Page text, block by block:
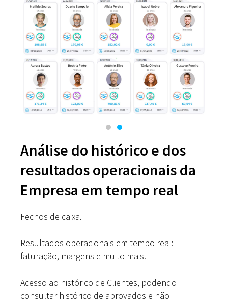
Análise do histórico e dos
resultados operacionais da
Empresa em tempo real
Fechos de caixa.
Resultados operacionais em tempo real:
faturação, margens e muito mais.
Acesso ao histórico de Clientes, podendo
consultar histórico de aprovados e não